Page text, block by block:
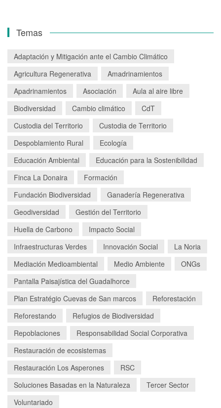
Temas
Adaptación y Mitigación ante el Cambio Climático
Agricultura Regenerativa
Amadrinamientos
Apadrinamientos
Asociación
Aula al aire libre
Biodiversidad
Cambio climático
CdT
Custodia del Territorio
Custodia de Territorio
Despoblamiento Rural
Ecología
Educación Ambiental
Educación para la Sostenibilidad
Finca La Donaira
Formación
Fundación Biodiversidad
Ganadería Regenerativa
Geodiversidad
Gestión del Territorio
Huella de Carbono
Impacto Social
Infraestructuras Verdes
Innovación Social
La Noria
Mediación Medioambiental
Medio Ambiente
ONGs
Pantalla Paisajística del Guadalhorce
Plan Estratégio Cuevas de San marcos
Reforestación
Reforestando
Refugios de Biodiversidad
Repoblaciones
Responsabilidad Social Corporativa
Restauración de ecosistemas
Restauración Los Asperones
RSC
Soluciones Basadas en la Naturaleza
Tercer Sector
Voluntariado